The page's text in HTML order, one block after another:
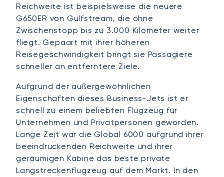
Reichweite ist beispielsweise die neuere
G650ER von Gulfstream, die ohne
Zwischenstopp bis zu 3.000 Kilometer weiter
fliegt. Gepaart mit ihrer höheren
Reisegeschwindigkeit bringt sie Passagiere
schneller an entferntere Ziele.
Aufgrund der außergewöhnlichen
Eigenschaften dieses Business-Jets ist er
schnell zu einem beliebten Flugzeug für
Unternehmen und Privatpersonen geworden.
Lange Zeit war die Global 6000 aufgrund ihrer
beeindruckenden Reichweite und ihrer
geräumigen Kabine das beste private
Langstreckenflugzeug auf dem Markt. In den